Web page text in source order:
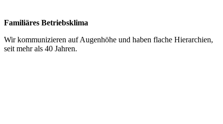
Familiäres Betriebsklima
Wir kommunizieren auf Augenhöhe und haben flache Hierarchien,
seit mehr als 40 Jahren.